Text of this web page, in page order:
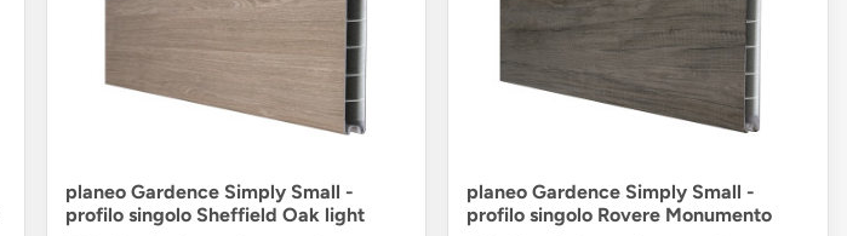
planeo Gardence Simply Small -
profilo singolo Sheffield Oak light
planeo Gardence Simply Small -
profilo singolo Rovere Monumento